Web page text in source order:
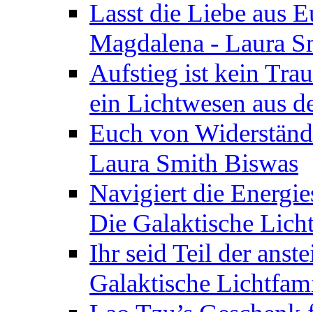
Lasst die Liebe aus
Magdalena - Laura
Aufstieg ist kein
ein Lichtwesen aus
Euch von
Laura Smith Biswas
Navigiert die
Die Galaktische
Ihr seid Teil der
Galaktische